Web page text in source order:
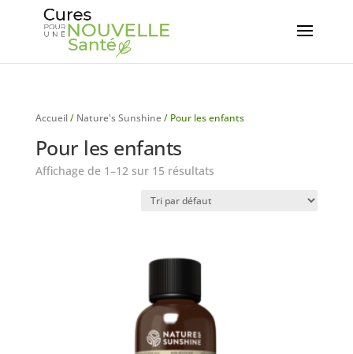
Accueil/ Nature's Sunshine/ Pour les enfants
Pour les enfants
Affichage de 1–12 sur 15 résultats